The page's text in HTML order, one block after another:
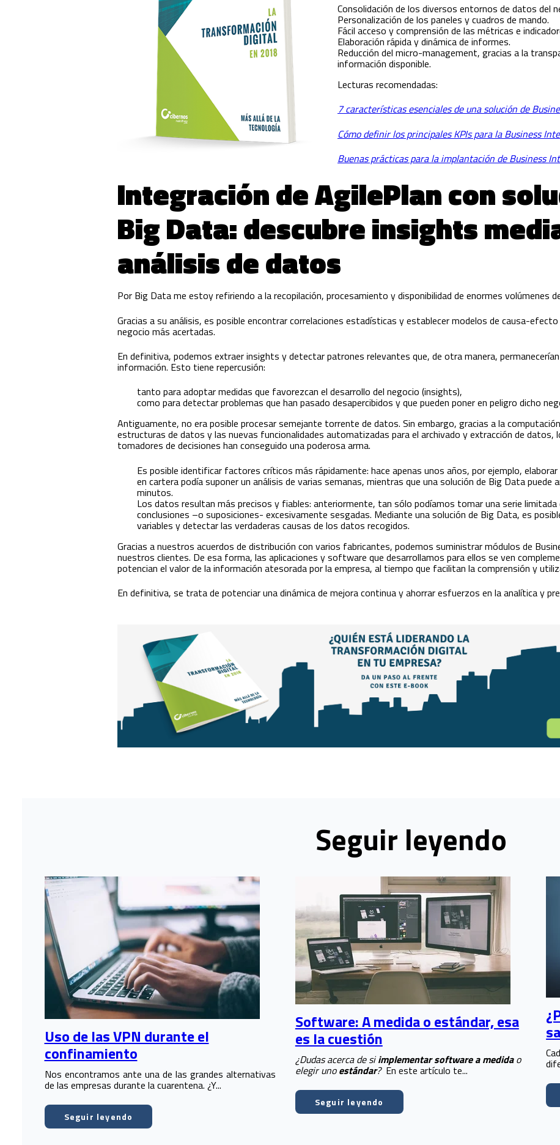
Consolidación de los diversos entornos de datos del
Personalización de los paneles y cuadros de mando.
Fácil acceso y comprensión de las métricas e
Elaboración rápida y dinámica de informes.
Reducción del micro-management, gracias a la
información disponible.
Lecturas recomendadas:
7 características esenciales de una solución de
Cómo definir los principales KPIs para la Business
Buenas prácticas para la implantación de Business
Integración de AgilePlan con
Big Data: descubre insights
análisis de datos
Por Big Data me estoy refiriendo a la recopilación, procesamiento y disponibilidad de enormes volúmenes
Gracias a su análisis, es posible encontrar correlaciones estadísticas y establecer modelos de causa-
negocio más acertadas.
En definitiva, podemos extraer insights y detectar patrones relevantes que, de otra manera,
información. Esto tiene repercusión:
tanto para adoptar medidas que favorezcan el desarrollo del negocio (insights),
como para detectar problemas que han pasado desapercibidos y que pueden poner en peligro dicho
Antiguamente, no era posible procesar semejante torrente de datos. Sin embargo, gracias a la
estructuras de datos y las nuevas funcionalidades automatizadas para el archivado y extracción de datos,
tomadores de decisiones han conseguido una poderosa arma.
Es posible identificar factores críticos más rápidamente: hace apenas unos años, por ejemplo,
en cartera podía suponer un análisis de varias semanas, mientras que una solución de Big Data puede
minutos.
Los datos resultan más precisos y fiables: anteriormente, tan sólo podíamos tomar una serie
conclusiones –o suposiciones- excesivamente sesgadas. Mediante una solución de Big Data, es
variables y detectar las verdaderas causas de los datos recogidos.
Gracias a nuestros acuerdos de distribución con varios fabricantes, podemos suministrar módulos de
nuestros clientes. De esa forma, las aplicaciones y software que desarrollamos para ellos se ven
potencian el valor de la información atesorada por la empresa, al tiempo que facilitan la comprensión y
En definitiva, se trata de potenciar una dinámica de mejora continua y ahorrar esfuerzos en la analítica y
Seguir leyendo
Uso de las VPN durante el
confinamiento
Nos encontramos ante una de las grandes alternativas
de las empresas durante la cuarentena. ¿Y...
Seguir leyendo
Software: A medida o estándar, esa
es la cuestión
¿Dudas acerca de siimplementar software a medidao
elegir unoestándar? En este artículo te...
Seguir leyendo